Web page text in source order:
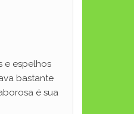
e espelhos
bastante
é sua